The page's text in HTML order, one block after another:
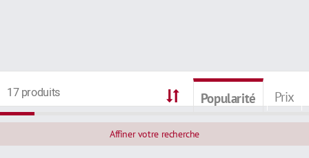
17 produits Popularité Prix
Affiner votre recherche